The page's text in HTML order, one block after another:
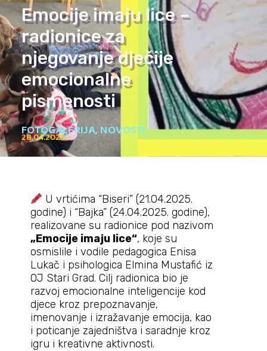
Emocije imaju lice –
radionice za
njegovanje dječije
emocionalne
pismenosti
FOTOGALERIJA,NOVOSTI
28.04.2025
U vrtićima “Biseri” (21.04.2025.
godine) i “Bajka” (24.04.2025. godine),
realizovane su radionice pod nazivom
„Emocije imaju lice“, koje su
osmislile i vodile pedagogica Enisa
Lukač i psihologica Elmina Mustafić iz
OJ Stari Grad. Cilj radionica bio je
razvoj emocionalne inteligencije kod
djece kroz prepoznavanje,
imenovanje i izražavanje emocija, kao
i poticanje zajedništva i saradnje kroz
igru i kreativne aktivnosti.